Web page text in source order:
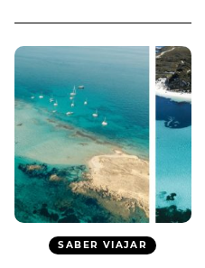
SABER VIAJAR